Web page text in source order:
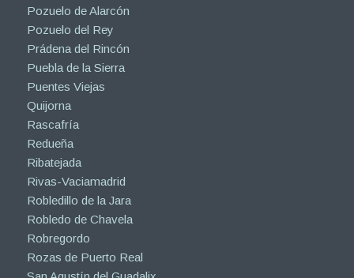
Pozuelo de Alarcón
Pozuelo del Rey
Prádena del Rincón
Puebla de la Sierra
Puentes Viejas
Quijorna
Rascafría
Redueña
Ribatejada
Rivas-Vaciamadrid
Robledillo de la Jara
Robledo de Chavela
Robregordo
Rozas de Puerto Real